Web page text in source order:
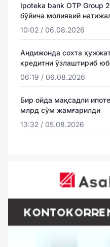
Ipoteka bank OTP Group
бўйича молиявий
10:02 / 06.08.2026
Андижонда сохта
кредитни ўзлаштириб
06:19 / 06.08.2026
Бир ойда мақсадли
млрд сўм жамғарилди
13:32 / 05.08.2026